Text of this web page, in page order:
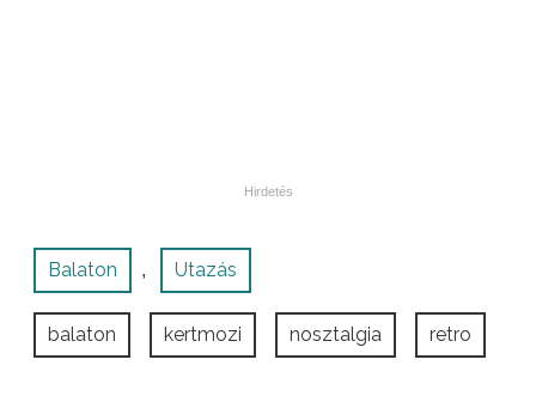
Balaton , Utazás
balaton kertmozi nosztalgia retro